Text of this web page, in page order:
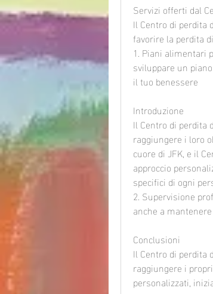
Servizi offerti dal
Il Centro di perdita
favorire la perdita
1. Piani alimentari
sviluppare un
il tuo benessere
Introduzione
Il Centro di perdita
raggiungere i loro
cuore di JFK, e il
approccio
specifici di ogni
2. Supervisione
anche a
Conclusioni
Il Centro di perdita
raggiungere i
personalizzati,